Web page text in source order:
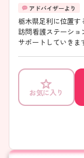
栃木県足利に位置す
訪問看護ステーシ
サポートしていきま
味がございました
お気に入り